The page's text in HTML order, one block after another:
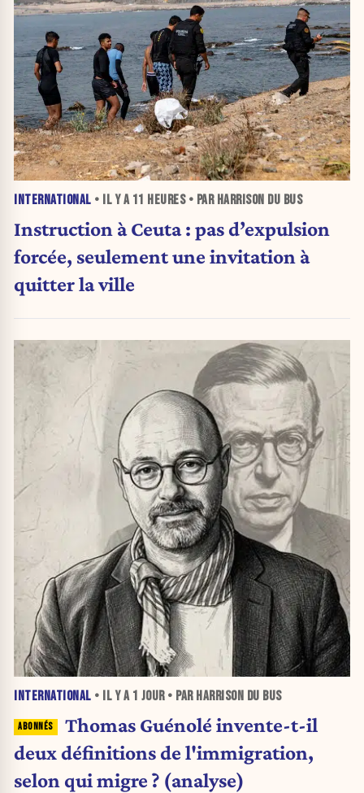
INTERNATIONAL • IL Y A 11 HEURES• PAR HARRISON DU BUS
Instruction à Ceuta : pas d’expulsion
forcée, seulement une invitation à
quitter la ville
INTERNATIONAL • IL Y A 1 JOUR• PAR HARRISON DU BUS
Thomas Guénolé invente-t-il
deux définitions de l'immigration,
selon qui migre ? (analyse)